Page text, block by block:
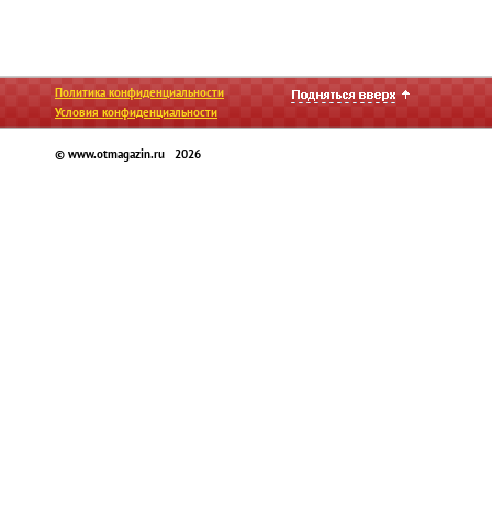
Политика конфиденциальности
Условия конфиденциальности
© www.otmagazin.ru 2026